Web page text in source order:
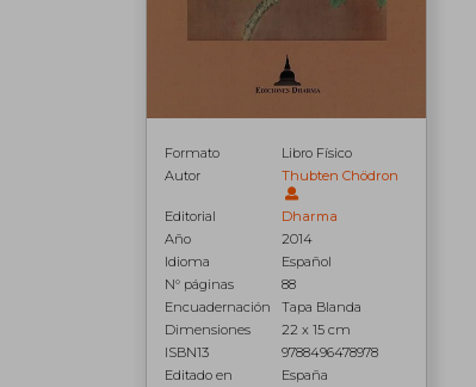
Formato
Libro Físico
Autor
Thubten Chödron
Editorial
Dharma
Año
2014
Idioma
Español
N° páginas
88
Encuadernación
Tapa Blanda
Dimensiones
22 x 15 cm
ISBN13
9788496478978
Editado en
España